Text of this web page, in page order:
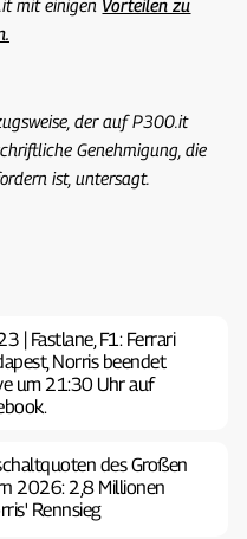
mit einigen Vorteilen zu
der auf P300.it
Genehmigung, die
ist, untersagt.
| Fastlane, F1: Ferrari
Norris beendet
um 21:30 Uhr auf
des Großen
2026: 2,8 Millionen
Rennsieg